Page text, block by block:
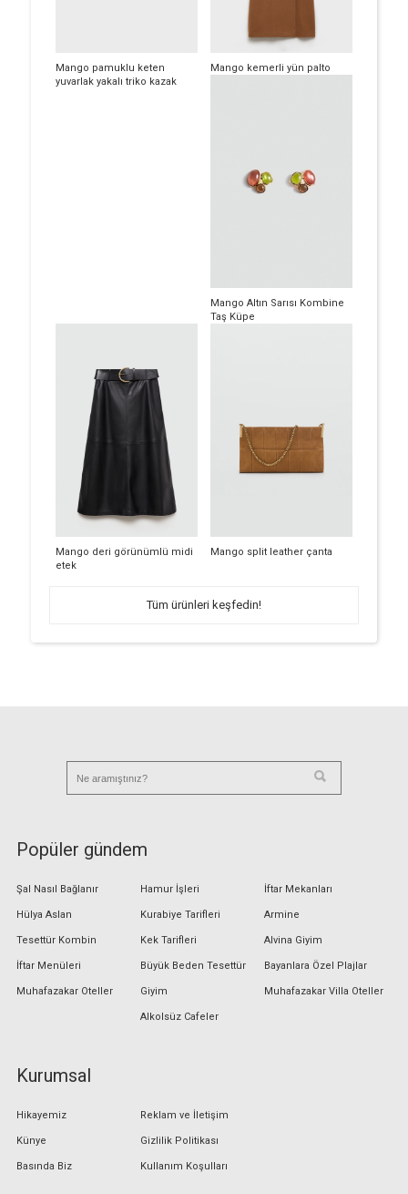
Mango pamuklu keten
yuvarlak yakalı triko kazak
Mango kemerli yün palto
Mango Altın Sarısı Kombine
Taş Küpe
Mango deri görünümlü midi
etek
Mango split leather çanta
Tüm ürünleri keşfedin!
Popüler gündem
Şal Nasıl Bağlanır
Hülya Aslan
Tesettür Kombin
İftar Menüleri
Muhafazakar Oteller
Hamur İşleri
Kurabiye Tarifleri
Kek Tarifleri
Büyük Beden Tesettür
Giyim
Alkolsüz Cafeler
İftar Mekanları
Armine
Alvina Giyim
Bayanlara Özel Plajlar
Muhafazakar Villa Oteller
Kurumsal
Hikayemiz
Künye
Basında Biz
Reklam ve İletişim
Gizlilik Politikası
Kullanım Koşulları